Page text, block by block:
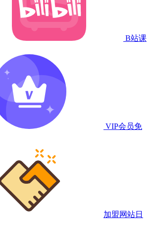
B站课
VIP会员免
加盟网站日